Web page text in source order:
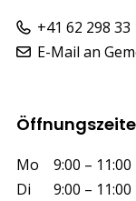
+41 62 298 33
E-Mail an
Wochentag
Mo 9:00 –
Di
9:00 –